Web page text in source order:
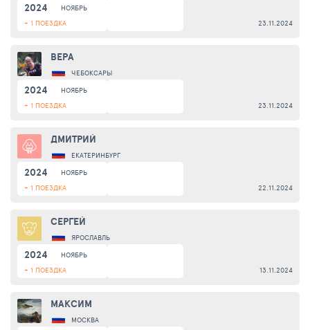
2024
НОЯБРЬ
+ 1 ПОЕЗДКА
23.11.2024
ВЕРА
ЧЕБОКСАРЫ
2024
НОЯБРЬ
+ 1 ПОЕЗДКА
23.11.2024
ДМИТРИЙ
ЕКАТЕРИНБУРГ
2024
НОЯБРЬ
+ 1 ПОЕЗДКА
22.11.2024
СЕРГЕЙ
ЯРОСЛАВЛЬ
2024
НОЯБРЬ
+ 1 ПОЕЗДКА
13.11.2024
МАКСИМ
МОСКВА